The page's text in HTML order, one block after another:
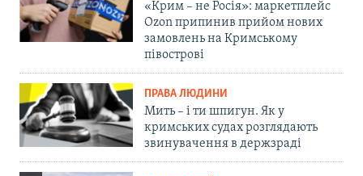
«Крим – не Росія»: маркетплейс
Ozon припинив прийом нових
замовлень на Кримському
півострові
ПРАВА ЛЮДИНИ
Мить – і ти шпигун. Як у
кримських судах розглядають
звинувачення в держзраді